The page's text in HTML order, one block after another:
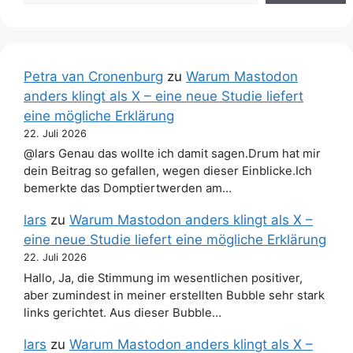
Petra van Cronenburg zu Warum Mastodon
anders klingt als X – eine neue Studie liefert
eine mögliche Erklärung
22. Juli 2026
@lars Genau das wollte ich damit sagen.Drum hat mir
dein Beitrag so gefallen, wegen dieser Einblicke.Ich
bemerkte das Domptiertwerden am…
lars zu Warum Mastodon anders klingt als X –
eine neue Studie liefert eine mögliche Erklärung
22. Juli 2026
Hallo, Ja, die Stimmung im wesentlichen positiver,
aber zumindest in meiner erstellten Bubble sehr stark
links gerichtet. Aus dieser Bubble…
lars zu Warum Mastodon anders klingt als X –